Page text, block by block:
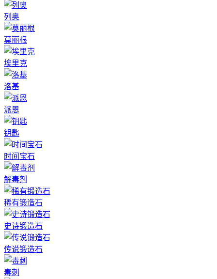
列奥
莫丽根
埃里克
洛基
派恩
钥匙
时间宝石
解毒剂
稀有锻造石
史诗锻造石
传说锻造石
毒刺